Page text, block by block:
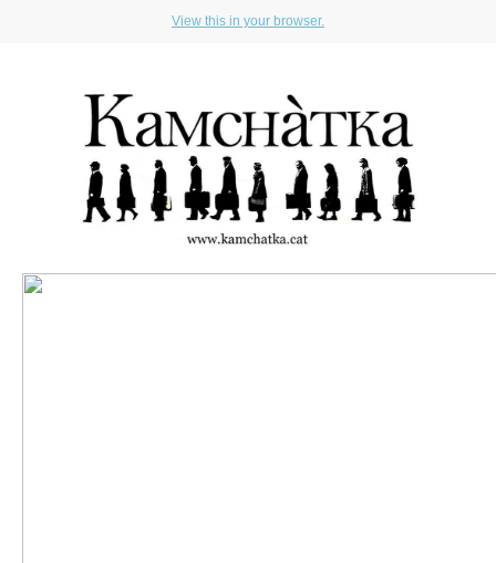
View this in your browser.